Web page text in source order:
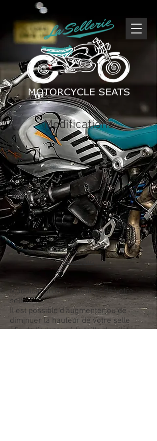
Modifications
En voir plus
Modification de la hauteur de votre
selle.
Il est possible d'augmenter ou de
diminuer la hauteur de votre selle
afin de l'adapter à la taille du pilote.